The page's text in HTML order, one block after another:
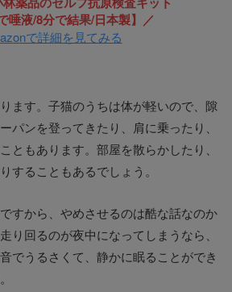
唾液/8分で結果/日本製】／
で詳細を見てみる
ます。子猫のうちは体が軽いので、隙
パンを登ってきたり、肩に乗ったり、
ともあります。部屋を散らかしたり、
することもあるでしょう。
すから、やめさせるのは酷な話なのか
り回るのが夜中になってしまうなら、
でうるさくて、静かに眠ることができ